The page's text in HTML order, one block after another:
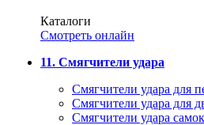
Каталоги
Смотреть онлайн
11. Смягчители удара
Смягчители удара для
Смягчители удара для
Cмягчители удара